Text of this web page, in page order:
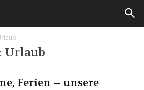
Urlaub
Ferien – unsere